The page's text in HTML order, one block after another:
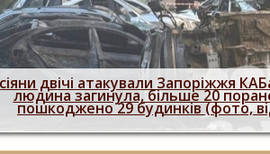
Побиття, "ями" та накази стріляти
розслідування про 225-
штурмовий полк, що зараз
Запорізькому напрямку